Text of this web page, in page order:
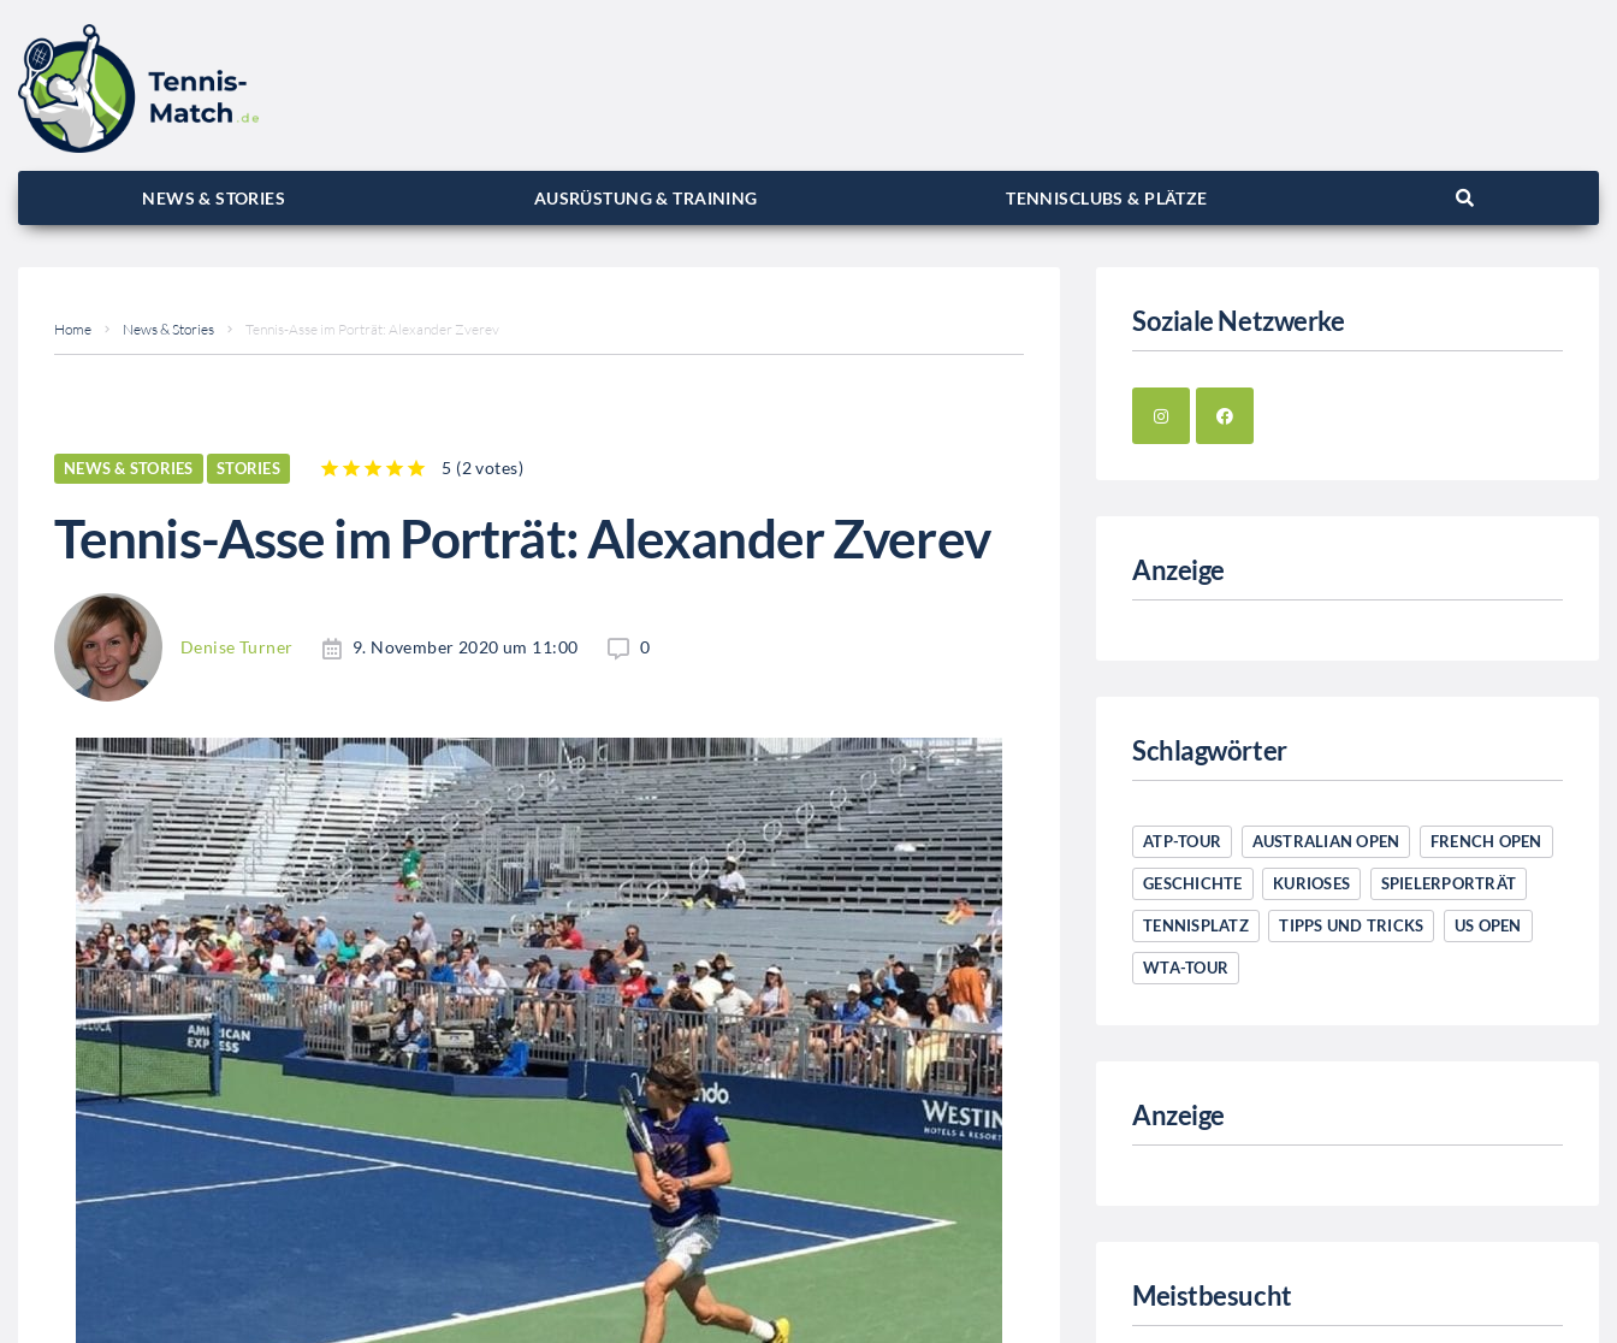
NEWS & STORIES AUSRÜSTUNG & TRAINING TENNISCLUBS & PLÄTZE
Home News & Stories Tennis-Asse im Porträt: Alexander Zverev
NEWS & STORIES STORIES 5 (2 votes)
Tennis-Asse im Porträt: Alexander Zverev
Denise Turner 9. November 2020 um 11:00 0
Soziale Netzwerke
Anzeige
Schlagwörter
ATP-TOUR AUSTRALIAN OPEN FRENCH OPEN
GESCHICHTE KURIOSES SPIELERPORTRÄT
TENNISPLATZ TIPPS UND TRICKS US OPEN
WTA-TOUR
Anzeige
Meistbesucht